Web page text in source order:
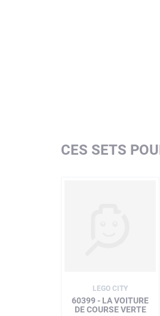
CES SETS
LEGO CITY
60399 - LA VOITURE
DE COURSE VERTE